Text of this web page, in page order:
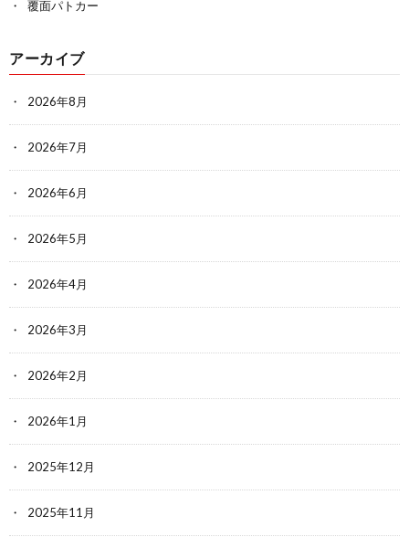
覆面パトカー
アーカイブ
2026年8月
2026年7月
2026年6月
2026年5月
2026年4月
2026年3月
2026年2月
2026年1月
2025年12月
2025年11月